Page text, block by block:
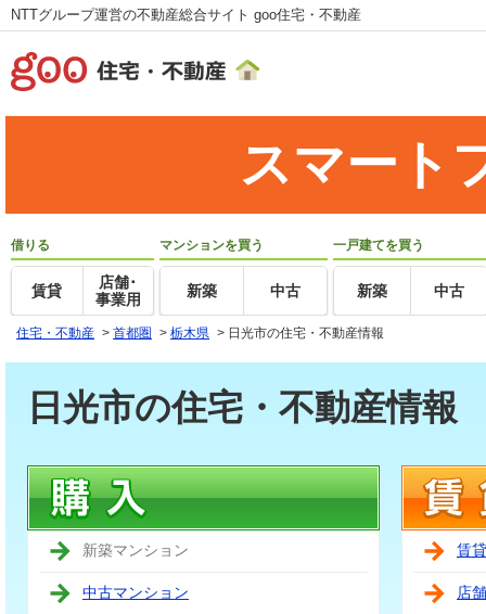
NTTグループ運営の不動産総合サイト goo住宅・不動産
スマート
借りる
賃貸
店舗･
事業用
マンションを買う
新築 中古
一戸建てを買う
新築 中古
住宅・不動産 > 首都圏 > 栃木県 > 日光市の住宅・不動産情報
日光市の住宅・不動産情報
新築マンション
中古マンション
賃
店